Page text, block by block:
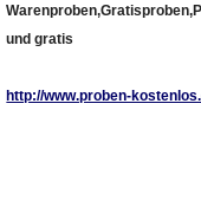
und gratis
http://www.proben-